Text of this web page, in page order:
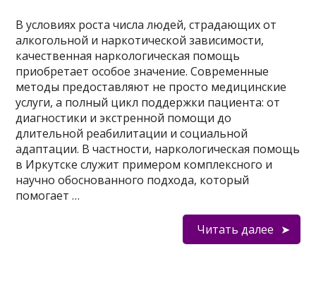
В условиях роста числа людей, страдающих от
алкогольной и наркотической зависимости,
качественная наркологическая помощь
приобретает особое значение. Современные
методы предоставляют не просто медицинские
услуги, а полный цикл поддержки пациента: от
диагностики и экстренной помощи до
длительной реабилитации и социальной
адаптации. В частности, наркологическая помощь
в Иркутске служит примером комплексного и
научно обоснованного подхода, который
помогает …
Читать далее